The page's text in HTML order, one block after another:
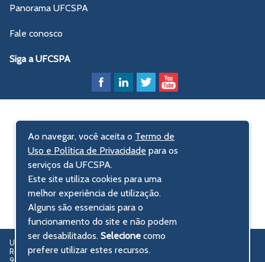
Panorama UFCSPA
Fale conosco
Siga a UFCSPA
UFCSPA – Universidade Federal de Ciências da Saúde de Porto Alegre
Rua Sarmento Leite, 245 - Centro Histórico
Ao navegar, você aceita o Termo de
Uso e Política de Privacidade para os
serviços da UFCSPA.
Este site utiliza cookies para uma
melhor experiência de utilização.
Alguns são essenciais para o
funcionamento do site e não podem
ser desabilitados.Selecionecomo
prefere utilizar estes recursos.